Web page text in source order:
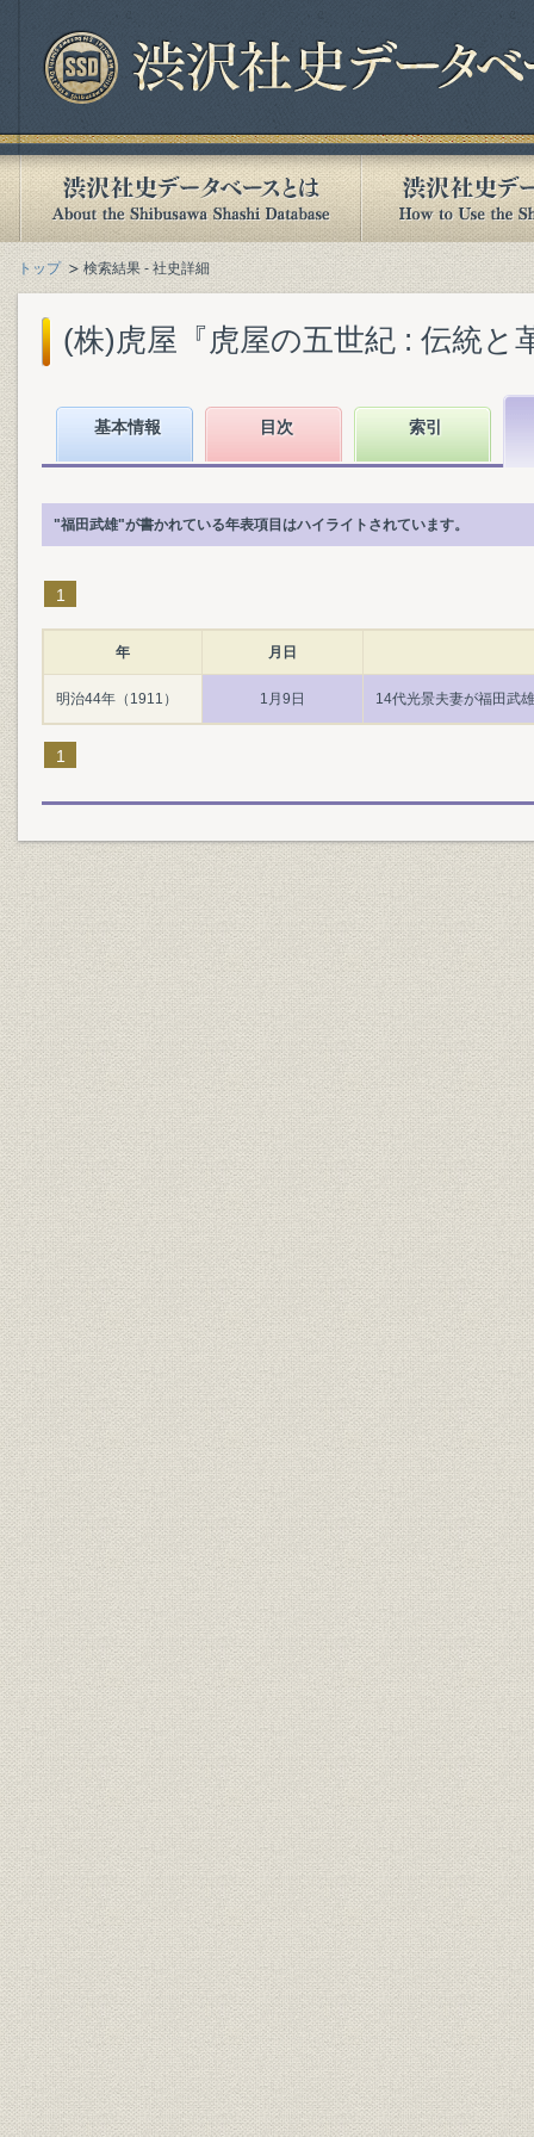
トップ 検索結果 - 社史詳細
(株)虎屋『虎屋の五世紀 : 伝統と
基本情報 目次 索引
"福田武雄"が書かれている年表項目はハイライトされています。
1
年 月日
明治44年（1911） 1月9日 14代光景夫妻が福田武
1